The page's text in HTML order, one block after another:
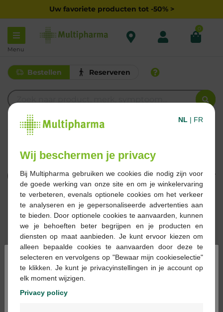
Uw favoriete producten tot -50% >
Menu
0
Bestellen Reserveren
Filteren
2 Resultaten
€ 25,05
Ipakitine pdr 60g
×
NL | FR
Wij beschermen je privacy
Bij Multipharma gebruiken we cookies die nodig zijn voor
de goede werking van onze site en om je winkelervaring
te verbeteren, evenals optionele cookies om het verkeer
te analyseren en je gepersonaliseerde advertenties aan
te bieden. Door optionele cookies te aanvaarden, kunnen
we je behoeften beter begrijpen en je producten en
diensten op maat aanbieden. Je kunt ervoor kiezen om
alleen bepaalde cookies te aanvaarden door deze te
selecteren en vervolgens op "Bewaar mijn cookieselectie"
te klikken. Je kunt je privacyinstellingen in je account op
elk moment wijzigen.
Privacy policy